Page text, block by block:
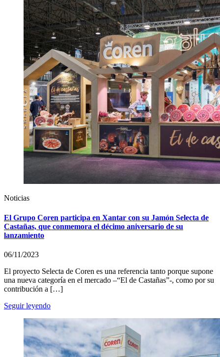
Noticias
El Grupo Coren participa en Xantar con su Jamón Selecta de
Castañas, que conmemora el décimo aniversario de su
lanzamiento
06/11/2023
El proyecto Selecta de Coren es una referencia tanto porque supone
una nueva categoría en el mercado –“El de Castañas”-, como por su
contribución a […]
Seguir leyendo